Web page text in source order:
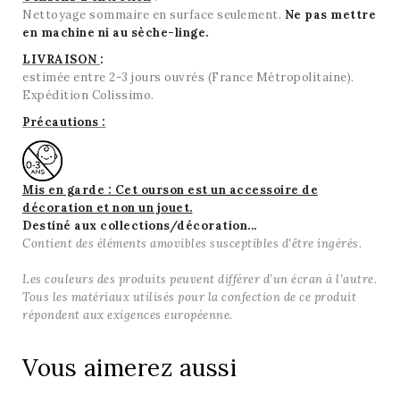
Nettoyage sommaire en surface seulement. Ne pas mettre
en machine ni au sèche-linge.
LIVRAISON :
estimée entre 2-3 jours ouvrés (France Métropolitaine).
Expédition Colissimo.
Précautions :
Mis en garde : Cet ourson est un accessoire de
décoration et non un jouet.
Destiné aux collections/décoration...
Contient des éléments amovibles susceptibles d'être ingérés.
Les couleurs des produits peuvent différer d’un écran à l’autre.
Tous les matériaux utilisés pour la confection de ce produit
répondent aux exigences européenne.
Vous aimerez aussi